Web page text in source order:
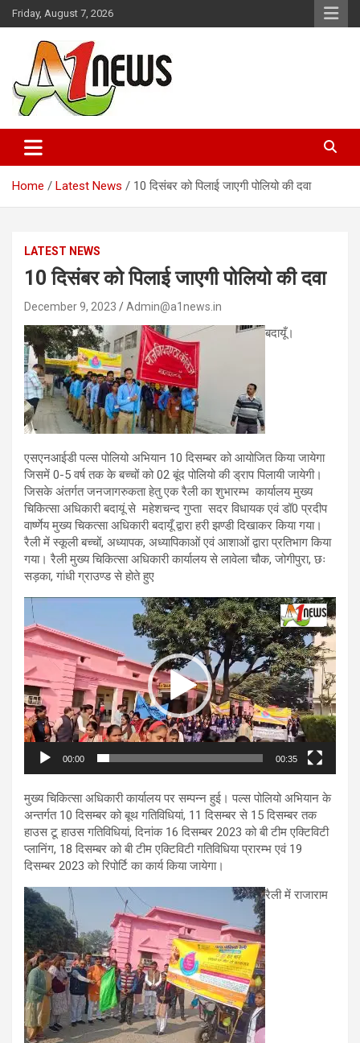
Skip
to
content
Friday, August 7, 2026
A1news.in
Home Latest News 10 दिसंबर को पिलाई जाएगी पोलियो की दवा
LATEST NEWS
10 दिसंबर को पिलाई जाएगी पोलियो की दवा
December 9, 2023 Admin@a1news.in
बदायूँ।
एसएनआईडी पल्स पोलियो अभियान 10 दिसम्बर को आयोजित किया जायेगा
जिसमें 0-5 वर्ष तक के बच्चों को 02 बूंद पोलियो की ड्राप पिलायी जायेगी।
जिसके अंतर्गत जनजागरुकता हेतु एक रैली का शुभारम्भ कार्यालय मुख्य
चिकित्सा अधिकारी बदायूं से महेशचन्द गुप्ता सदर विधायक एवं डॉ0 प्रदीप
वार्ष्णेय मुख्य चिकत्सा अधिकारी बदायूँ द्वारा हरी झण्डी दिखाकर किया गया।
रैली में स्कूली बच्चों, अध्यापक, अध्यापिकाओं एवं आशाओं द्वारा प्रतिभाग किया
गया। रैली मुख्य चिकित्सा अधिकारी कार्यालय से लावेला चौक, जोगीपुरा, छः
सड़का, गांधी ग्राउण्ड से होते हुए
Video
Player
00:00 00:35
मुख्य चिकित्सा अधिकारी कार्यालय पर सम्पन्न हुई। पल्स पोलियो अभियान के
अन्तर्गत 10 दिसम्बर को बूथ गतिविधियां, 11 दिसम्बर से 15 दिसम्बर तक
हाउस टू हाउस गतिविधियां, दिनांक 16 दिसम्बर 2023 को बी टीम एक्टिविटी
प्लानिंग, 18 दिसम्बर को बी टीम एक्टिविटी गतिविधिया प्रारम्भ एवं 19
दिसम्बर 2023 को रिपोर्टि का कार्य किया जायेगा।
रैली में राजाराम